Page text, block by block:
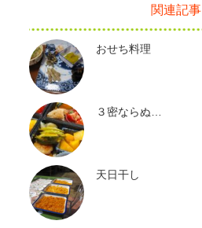
関連記事
おせち料理
３密ならぬ…
天日干し